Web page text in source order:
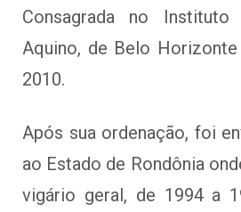
Consagrada no
Aquino, de Belo
2010.
Após sua ordenação, foi
ao Estado de Rondônia
vigário geral, de 1994 a